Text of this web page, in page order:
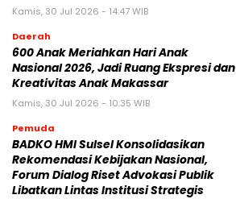
Kamis, 30 Jul 2026 - 14:47 WIB
Daerah
600 Anak Meriahkan Hari Anak
Nasional 2026, Jadi Ruang Ekspresi dan
Kreativitas Anak Makassar
Kamis, 30 Jul 2026 - 10:35 WIB
Pemuda
BADKO HMI Sulsel Konsolidasikan
Rekomendasi Kebijakan Nasional,
Forum Dialog Riset Advokasi Publik
Libatkan Lintas Institusi Strategis